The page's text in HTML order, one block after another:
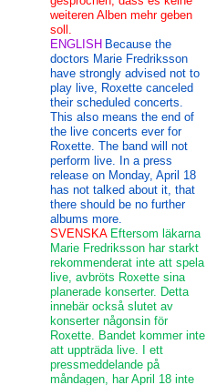
weiteren Alben mehr geben
soll.
ENGLISH Because the
doctors Marie Fredriksson
have strongly advised not to
play live, Roxette canceled
their scheduled concerts.
This also means the end of
the live concerts ever for
Roxette. The band will not
perform live. In a press
release on Monday, April 18
has not talked about it, that
there should be no further
albums more.
SVENSKA Eftersom läkarna
Marie Fredriksson har starkt
rekommenderat inte att spela
live, avbröts Roxette sina
planerade konserter. Detta
innebär också slutet av
konserter någonsin för
Roxette. Bandet kommer inte
att uppträda live. I ett
pressmeddelande på
måndagen, har April 18 inte